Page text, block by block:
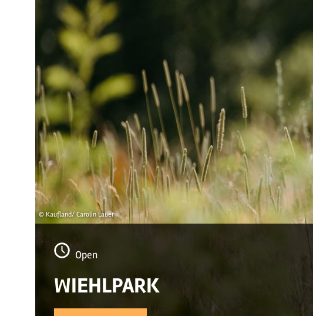
© Kaufland/ Carolin Lauer
Open
WIEHLPARK